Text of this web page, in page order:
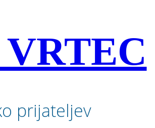
prijateljev